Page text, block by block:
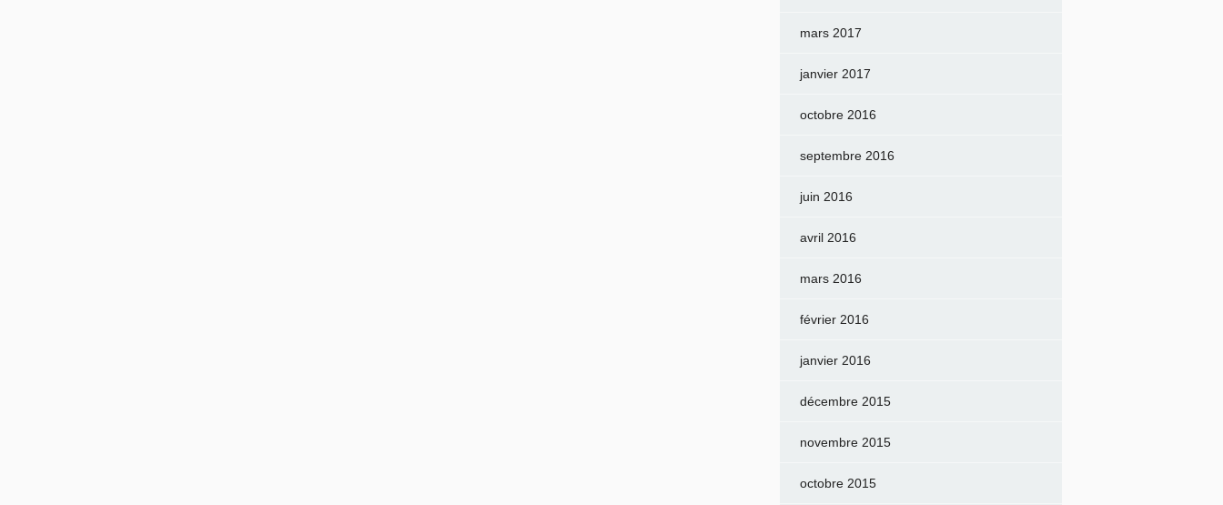
mars 2017
janvier 2017
octobre 2016
septembre 2016
juin 2016
avril 2016
mars 2016
février 2016
janvier 2016
décembre 2015
novembre 2015
octobre 2015